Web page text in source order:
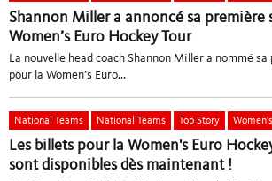
Shannon Miller a annoncé sa première
Women’s Euro Hockey Tour
La nouvelle head coach Shannon Miller a nommé
pour la Women’s Euro...
National Teams National Teams Top Story Women's
Les billets pour la Women's Euro
sont disponibles dès maintenant !